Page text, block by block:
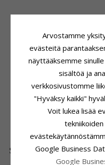
ADJEKTIIVIT:Neliskulmainen
Valkoinen
Riipus
Jalometalli:
Toimitusaika
4-5 Arkipäivä
SUOSITUIMMAT
Arvostamme
evästeitä
näyttääksemme
sisältöä ja
verkkosivustomme
"Hyväksy kaikki"
Voit lukea lisää
Google Business
Google